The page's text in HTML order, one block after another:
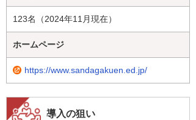
123名（2024年11月現在）
ホームページ
https://www.sandagakuen.ed.jp/
導入の狙い